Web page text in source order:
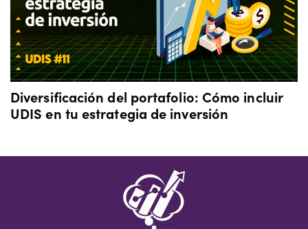
Diversificación del portafolio: Cómo incluir
UDIS en tu estrategia de inversión